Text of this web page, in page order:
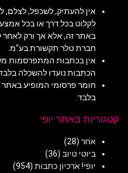
אין להעתיק, לשכפל, לצלם,
לקלוט בכל דרך או בכל
באתר זה, אלא אך ורק
חברת טלר תקשורת בע"מ.
אין בכתבות המתפרסמות
הכתבות נועדו להשכלה
חומר פרסומי המופיע
בלבד.
קטגוריות באתר יופי
אחר (28)
ביוטי טיוב (36)
יופי! ארכיון כתבות (954)